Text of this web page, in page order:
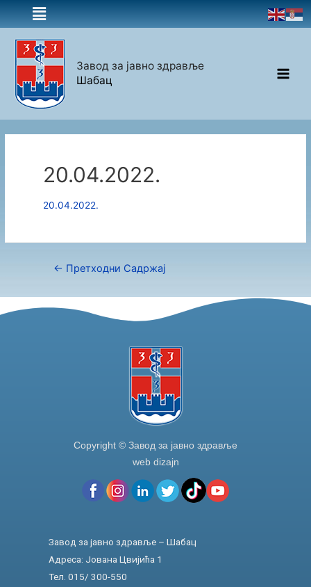
Завод за јавно здравље
Шабац
20.04.2022.
20.04.2022.
← Претходни Садржај
Copyright © Завод за јавно здравље
web dizajn
Завод за јавно здравље – Шабац
Адреса: Јована Цвијића 1
Тел. 015/ 300-550